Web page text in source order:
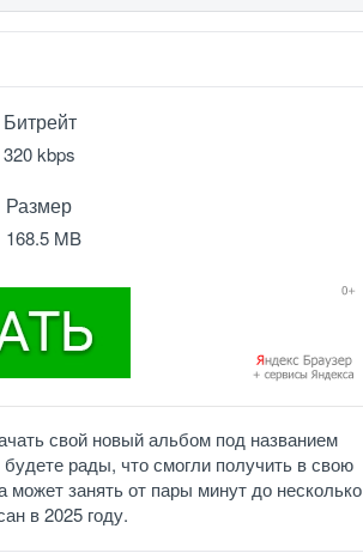
Битрейт
320 kbps
Размер
168.5 MB
свой новый альбом под названием
рады, что смогли получить в свою
занять от пары минут до несколько
в 2025 году.